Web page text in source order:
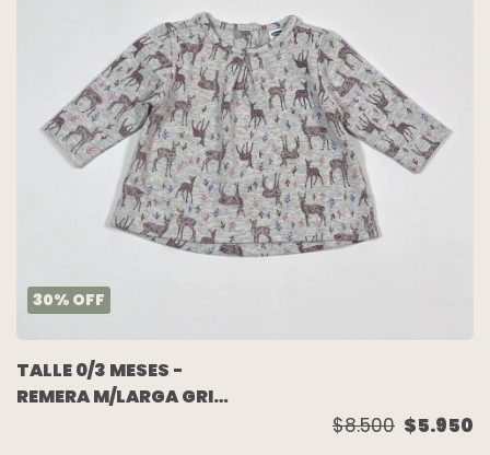
30% OFF
TALLE 0/3 MESES -
REMERA M/LARGA GRIS
$8.500 $5.950